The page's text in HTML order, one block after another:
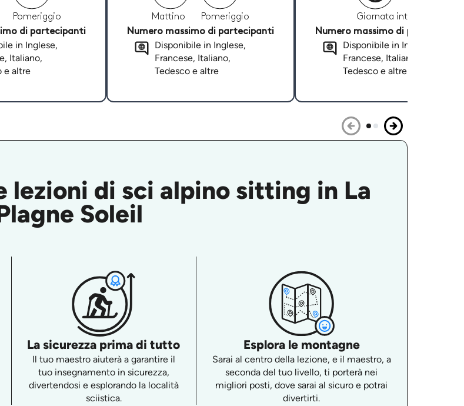
Pomeriggio
di partecipanti
in Inglese,
Italiano,
e altre
Mattino
Pomeriggio
Numero massimo di partecipanti
Disponibile in Inglese,
Francese, Italiano,
Tedesco e altre
Giornata intera
Numero massimo di partecipanti
Disponibile in Inglese,
Francese, Italiano,
Tedesco e altre
lezioni di sci alpino sitting in La
Soleil
La sicurezza prima di tutto
Il tuo maestro aiuterà a garantire il
tuo insegnamento in sicurezza,
divertendosi e esplorando la località
sciistica.
Esplora le montagne
Sarai al centro della lezione, e il maestro, a
seconda del tuo livello, ti porterà nei
migliori posti, dove sarai al sicuro e potrai
divertirti.